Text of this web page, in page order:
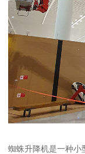
蜘蛛升降机是一种小